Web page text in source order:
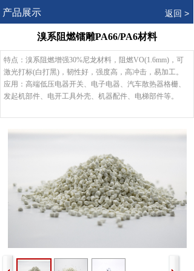
产品展示 返回 >
溴系阻燃镭雕PA66/PA6材料
特点 ： 溴系阻燃增强30%尼龙材料，阻燃VO(1.6mm)，可
激光打标(白打黑)，韧性好，强度高，高冲击，易加工。
应用 ： 高端低压电器开关、电子电器、汽车散热器格栅、
发起机部件、电开工具外壳、机器配件、电梯部件等。